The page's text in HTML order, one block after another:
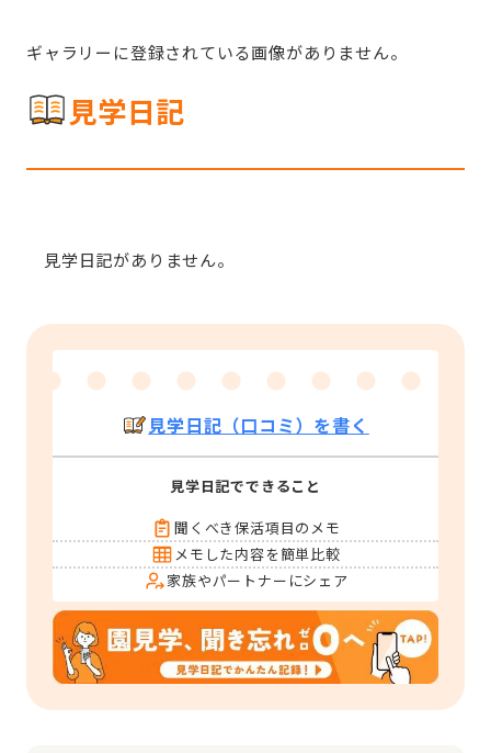
ギャラリーに登録されている画像がありません。
見学日記
見学日記がありません。
見学日記（口コミ）を書く
見学日記でできること
聞くべき保活項目のメモ
メモした内容を簡単比較
家族やパートナーにシェア